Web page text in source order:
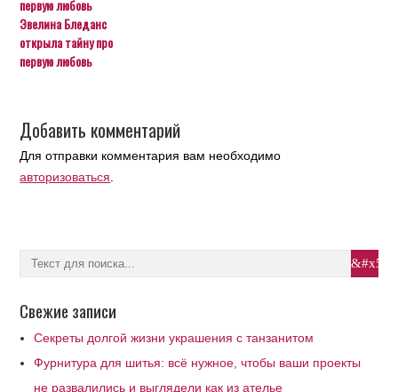
Эвелина Бледанс
открыла тайну про
первую любовь
Добавить комментарий
Для отправки комментария вам необходимо
авторизоваться
Свежие записи
Секреты долгой жизни украшения с танзанитом
Фурнитура для шитья: всё нужное, чтобы ваши проекты
не развалились и выглядели как из ателье